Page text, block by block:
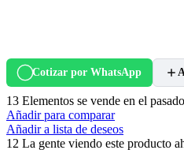
Cotizar por WhatsApp
13 Elementos se vende en el
Añadir para comparar
Añadir a lista de deseos
12 La gente viendo este producto